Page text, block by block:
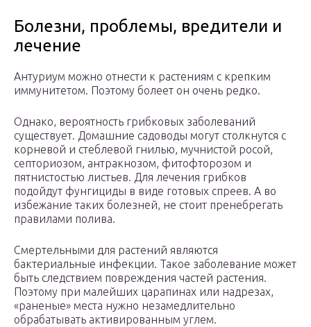
Болезни, проблемы, вредители и
лечение
Антуриум можно отнести к растениям с крепким
иммунитетом. Поэтому болеет он очень редко.
Однако, вероятность грибковых заболеваний
существует. Домашние садоводы могут столкнутся с
корневой и стеблевой гнилью, мучнистой росой,
септориозом, антракнозом, фитофторозом и
пятнистостью листьев. Для лечения грибков
подойдут фунгициды в виде готовых спреев. А во
избежание таких болезней, не стоит пренебрегать
правилами полива.
Смертельными для растений являются
бактериальные инфекции. Такое заболевание может
быть следствием повреждения частей растения.
Поэтому при малейших царапинах или надрезах,
«раненые» места нужно незамедлительно
обрабатывать активированным углем.